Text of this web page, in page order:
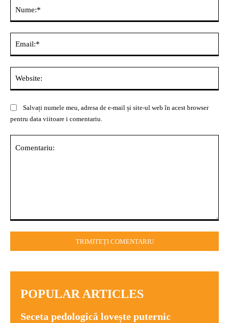
Salvați numele meu, adresa de e-mail și site-ul web în acest browser
pentru data viitoare i comentariu.
POPULAR ARTICLES
Seceta pedologică lovește puternic